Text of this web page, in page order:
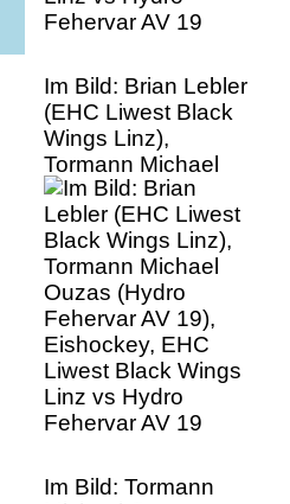
Im Bild: Brian Lebler
(EHC Liwest Black
Wings Linz),
Tormann Michael
Ouzas (Hydro
Fehervar AV 19),
Eishockey, EHC
Liwest Black Wings
Linz vs Hydro
Fehervar AV 19
Im Bild: Tormann